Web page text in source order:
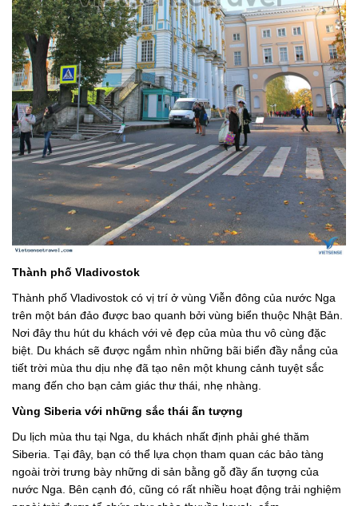
Thành phố Vladivostok
Thành phố Vladivostok có vị trí ở vùng Viễn đông của nước Nga
trên một bán đảo được bao quanh bởi vùng biển thuộc Nhật Bản.
Nơi đây thu hút du khách với vẻ đẹp của mùa thu vô cùng đặc
biệt. Du khách sẽ được ngắm nhìn những bãi biển đầy nắng của
tiết trời mùa thu dịu nhẹ đã tạo nên một khung cảnh tuyệt sắc
mang đến cho bạn cảm giác thư thái, nhẹ nhàng.
Vùng Siberia với những sắc thái ấn tượng
Du lịch mùa thu tại Nga, du khách nhất định phải ghé thăm
Siberia. Tại đây, bạn có thể lựa chọn tham quan các bảo tàng
ngoài trời trưng bày những di sản bằng gỗ đầy ấn tượng của
nước Nga. Bên cạnh đó, cũng có rất nhiều hoạt động trải nghiệm